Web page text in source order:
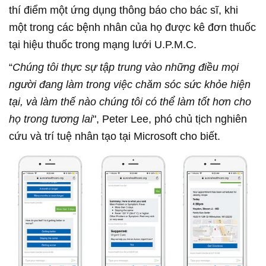
thí điểm một ứng dụng thông báo cho bác sĩ, khi
một trong các bệnh nhân của họ được kê đơn thuốc
tại hiệu thuốc trong mạng lưới U.P.M.C.
“Chúng tôi thực sự tập trung vào những điều mọi
người đang làm trong việc chăm sóc sức khỏe hiện
tại, và làm thế nào chúng tôi có thể làm tốt hơn cho
họ trong tương lai", Peter Lee, phó chủ tịch nghiên
cứu và trí tuệ nhân tạo tại Microsoft cho biết.